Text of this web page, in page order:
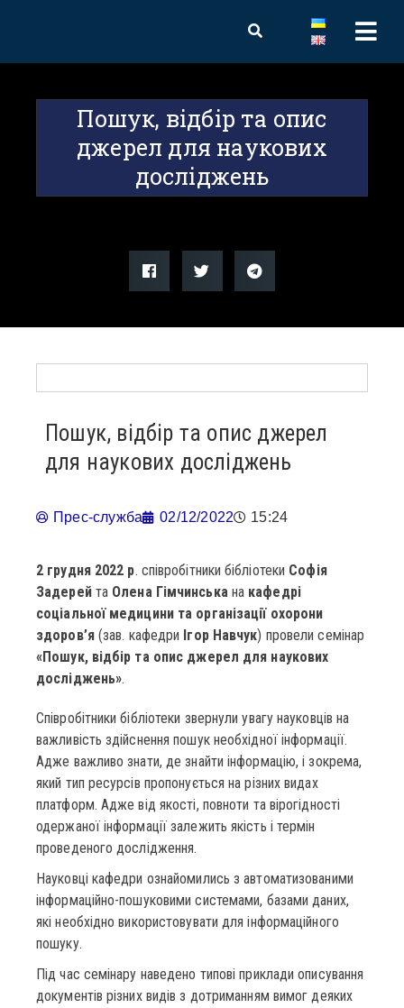
Пошук, відбір та опис
джерел для наукових
досліджень
Пошук, відбір та опис джерел
для наукових досліджень
Прес-служба 02/12/2022 15:24
2 грудня 2022 р. співробітники бібліотеки Софія
Задерейта Олена Гімчинськана кафедрі
соціальної медицини та організації охорони
здоров’я(зав. кафедри Ігор Навчук) провели семінар
«Пошук, відбір та опис джерел для наукових
досліджень».
Співробітники бібліотеки звернули увагу науковців на
важливість здійснення пошук необхідної інформації.
Адже важливо знати, де знайти інформацію, і зокрема,
який тип ресурсів пропонується на різних видах
платформ. Адже від якості, повноти та вірогідності
одержаної інформації залежить якість і термін
проведеного дослідження.
Науковці кафедри ознайомились з автоматизованими
інформаційно-пошуковими системами, базами даних,
які необхідно використовувати для інформаційного
пошуку.
Під час семінару наведено типові приклади описування
документів різних видів з дотриманням вимог деяких